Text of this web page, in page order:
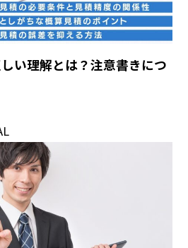
い理解とは？注意書きにつ